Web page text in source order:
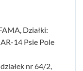
Działki:
14 Psie Pole
nr 64/2,